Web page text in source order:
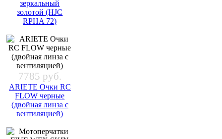
зеркальный
золотой (HJC
RPHA 72)
7785 руб.
ARIETE Очки RC
FLOW черные
(двойная линза с
вентиляцией)